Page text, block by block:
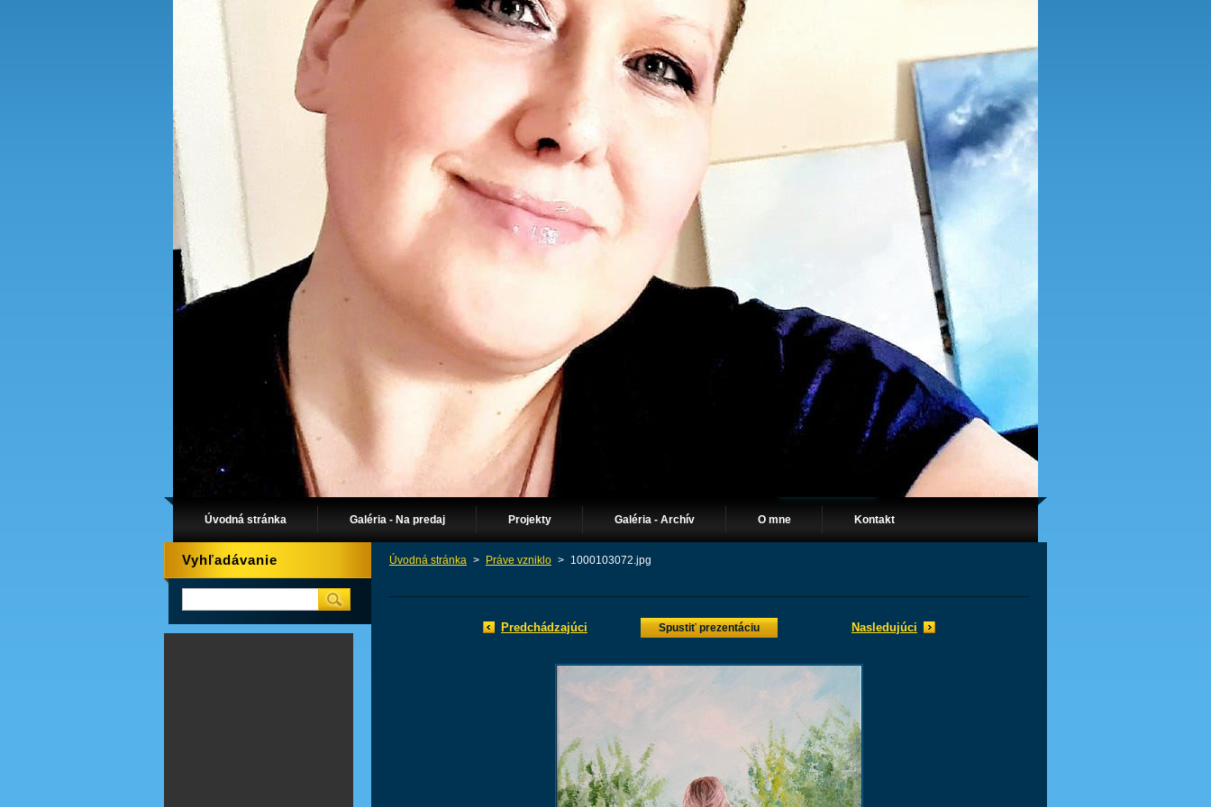
Úvodná stránka Galéria - Na predaj Projekty Galéria - Archív O mne Kontakt
Úvodná stránka > Práve vzniklo > 1000103072.jpg
Predchádzajúci Spustiť prezentáciu Nasledujúci
Vyhľadávanie